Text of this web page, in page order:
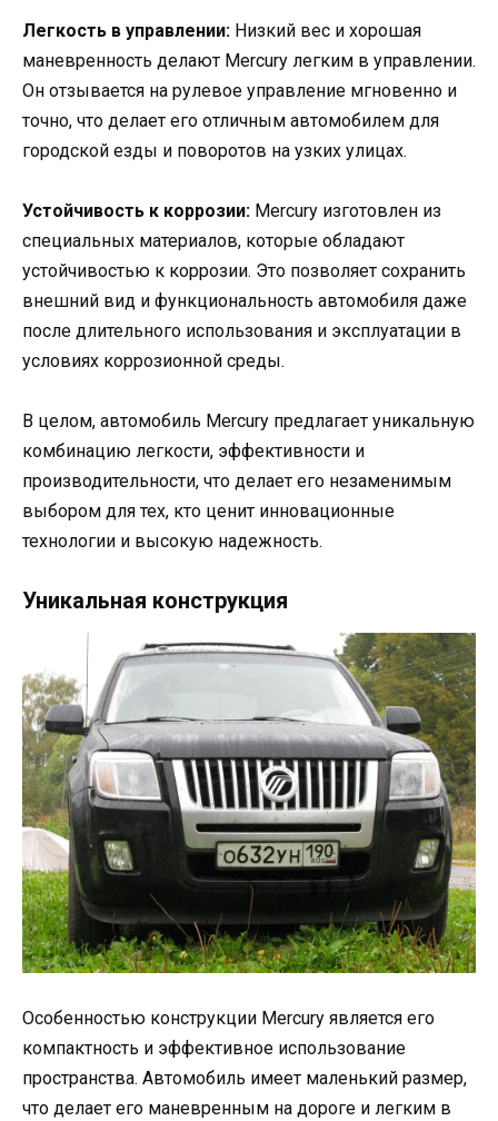
Легкость в управлении: Низкий вес и хорошая
маневренность делают Mercury легким в управлении.
Он отзывается на рулевое управление мгновенно и
точно, что делает его отличным автомобилем для
городской езды и поворотов на узких улицах.
Устойчивость к коррозии: Mercury изготовлен из
специальных материалов, которые обладают
устойчивостью к коррозии. Это позволяет сохранить
внешний вид и функциональность автомобиля даже
после длительного использования и эксплуатации в
условиях коррозионной среды.
В целом, автомобиль Mercury предлагает уникальную
комбинацию легкости, эффективности и
производительности, что делает его незаменимым
выбором для тех, кто ценит инновационные
технологии и высокую надежность.
Уникальная конструкция
Особенностью конструкции Mercury является его
компактность и эффективное использование
пространства. Автомобиль имеет маленький размер,
что делает его маневренным на дороге и легким в